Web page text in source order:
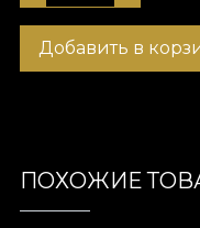
Добавить в
ПОХОЖИЕ